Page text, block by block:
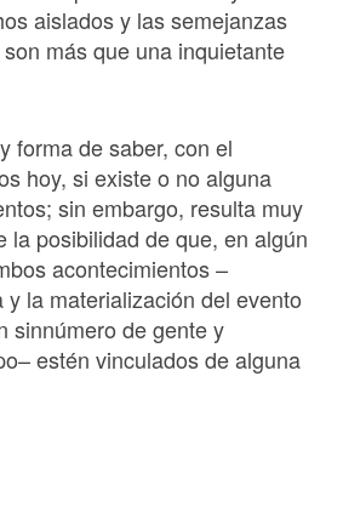
aislados y las semejanzas
más que una inquietante
forma de saber, con el
hoy, si existe o no alguna
sin embargo, resulta muy
la posibilidad de que, en algún
acontecimientos –
la materialización del evento
sinnúmero de gente y
estén vinculados de alguna